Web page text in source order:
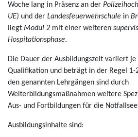
Woche lang in Präsenz an der
UE) und der Landesfeuerwehrschule in
liegt Modul 2 mit einer weiteren
Hospitationsphase.
Die Dauer der Ausbildungszeit variiert
Qualifikation und beträgt in der Regel 1-
den genannten Lehrgängen sind durch
Weiterbildungsmaßnahmen weitere
Aus- und Fortbildungen für die
Ausbildungsinhalte sind: